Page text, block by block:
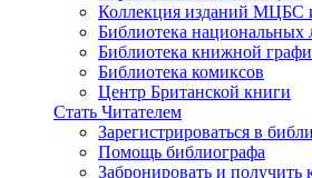
Коллекция изданий
Библиотека национальных
Библиотека книжной
Библиотека комиксов
Центр Британской книги
Стать Читателем
Зарегистрироваться в
Помощь библиографа
Забронировать и получить